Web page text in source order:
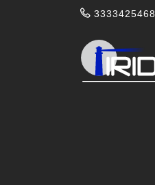
3333425468